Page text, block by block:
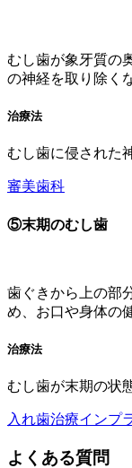
むし歯が象牙質の
の神経を取り除く
治療法
むし歯に侵された
審美歯科
⑤末期のむし歯
歯ぐきから上の部
め、お口や身体の
治療法
むし歯が末期の状
入れ歯治療インプ
よくある質問